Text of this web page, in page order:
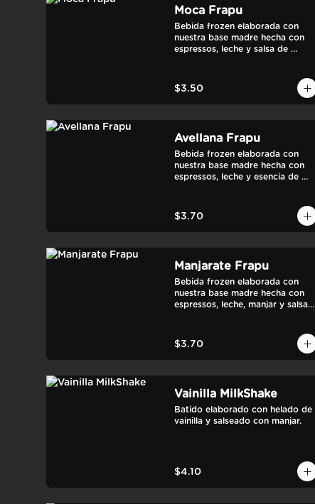
Moca Frapu
Bebida frozen elaborada con
nuestra base madre hecha con
espressos, leche y salsa de
$3.50
Avellana Frapu
Bebida frozen elaborada con
nuestra base madre hecha con
espressos, leche y esencia de
$3.70
Manjarate Frapu
Bebida frozen elaborada con
nuestra base madre hecha con
espressos, leche, manjar y salsa
$3.70
Vainilla MilkShake
Batido elaborado con helado de
vainilla y salseado con manjar.
$4.10